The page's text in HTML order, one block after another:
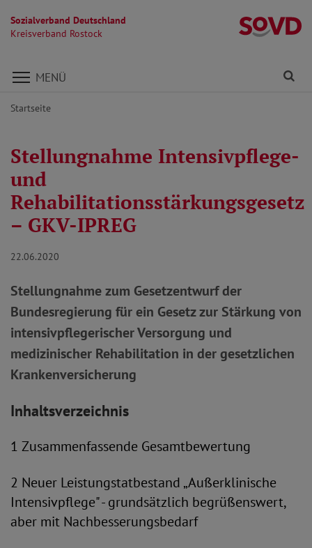
Sozialverband Deutschland
Kreisverband Rostock
Direkt zu den Inhalten springen
MENÜ
Startseite
Stellungnahme Intensivpflege-
und
Rehabilitationsstärkungsgesetz
– GKV-IPREG
22.06.2020
Stellungnahme zum Gesetzentwurf der
Bundesregierung für ein Gesetz zur Stärkung von
intensivpflegerischer Versorgung und
medizinischer Rehabilitation in der gesetzlichen
Krankenversicherung
Inhaltsverzeichnis
1 Zusammenfassende Gesamtbewertung
2 Neuer Leistungstatbestand „Außerklinische
Intensivpflege" - grundsätzlich begrüßenswert,
aber mit Nachbesserungsbedarf